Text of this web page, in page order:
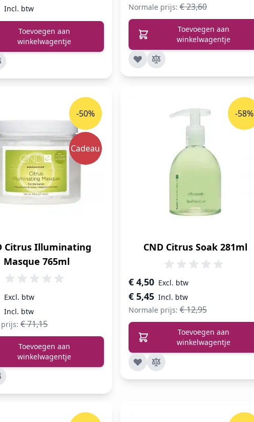
Toevoegen aan
winkelwagentje
Normale prijs: € 23,60
Toevoegen aan
winkelwagentje
Citrus Illuminating
Masque 765ml
€ 71,15
-50%
Cadeau
Toevoegen aan
winkelwagentje
CND Citrus Soak 281ml
Speciale prijs
€ 5,45
€ 4,50
Normale prijs: € 12,95
-58%
Toevoegen aan
winkelwagentje